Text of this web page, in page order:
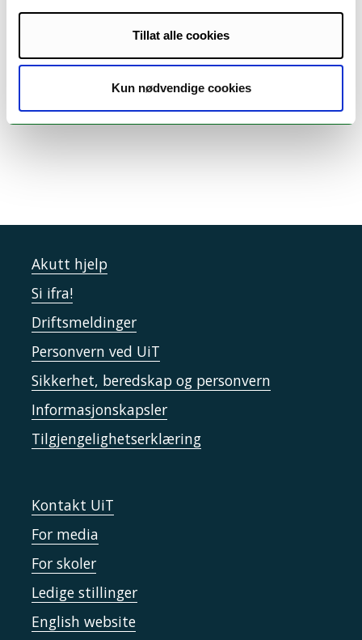
Tillat alle cookies
Kun nødvendige cookies
Akutt hjelp
Si ifra!
Driftsmeldinger
Personvern ved UiT
Sikkerhet, beredskap og personvern
Informasjonskapsler
Tilgjengelighetserklæring
Kontakt UiT
For media
For skoler
Ledige stillinger
English website